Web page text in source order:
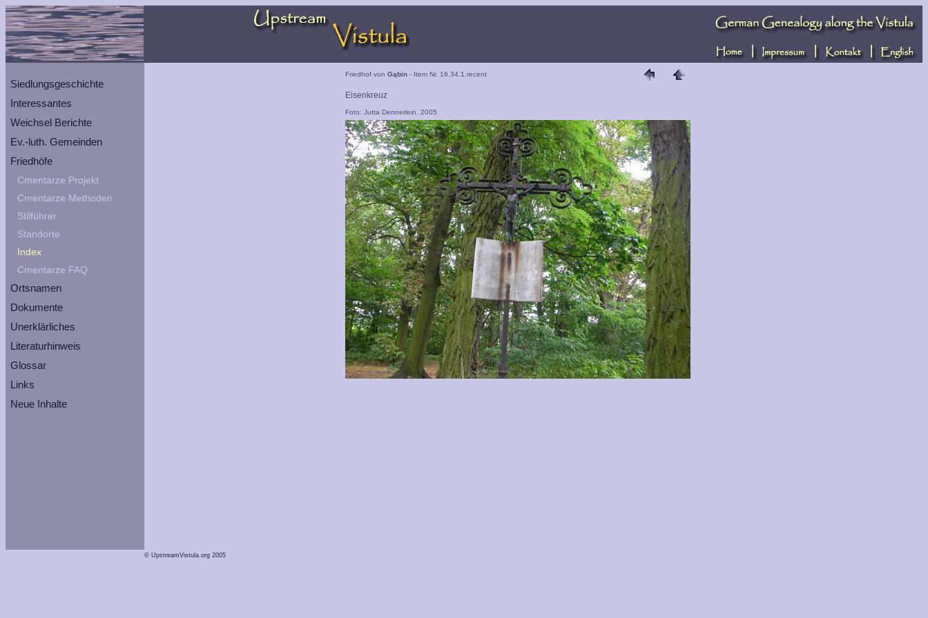
Siedlungsgeschichte
Interessantes
Weichsel Berichte
Ev.-luth. Gemeinden
Friedhöfe
Cmentarze Projekt
Cmentarze Methoden
Stilführer
Standorte
Index
Cmentarze FAQ
Ortsnamen
Dokumente
Unerklärliches
Literaturhinweis
Glossar
Links
Neue Inhalte
Friedhof von Gąbin- Item Nr. 16.34.1.recent
Eisenkreuz
Foto: Jutta Dennerlein, 2005
© UpstreamVistula.org 2005